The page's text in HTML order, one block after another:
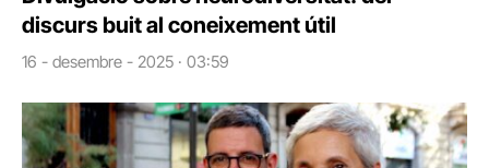
discurs buit al coneixement útil
16 - desembre - 2025 · 03:59